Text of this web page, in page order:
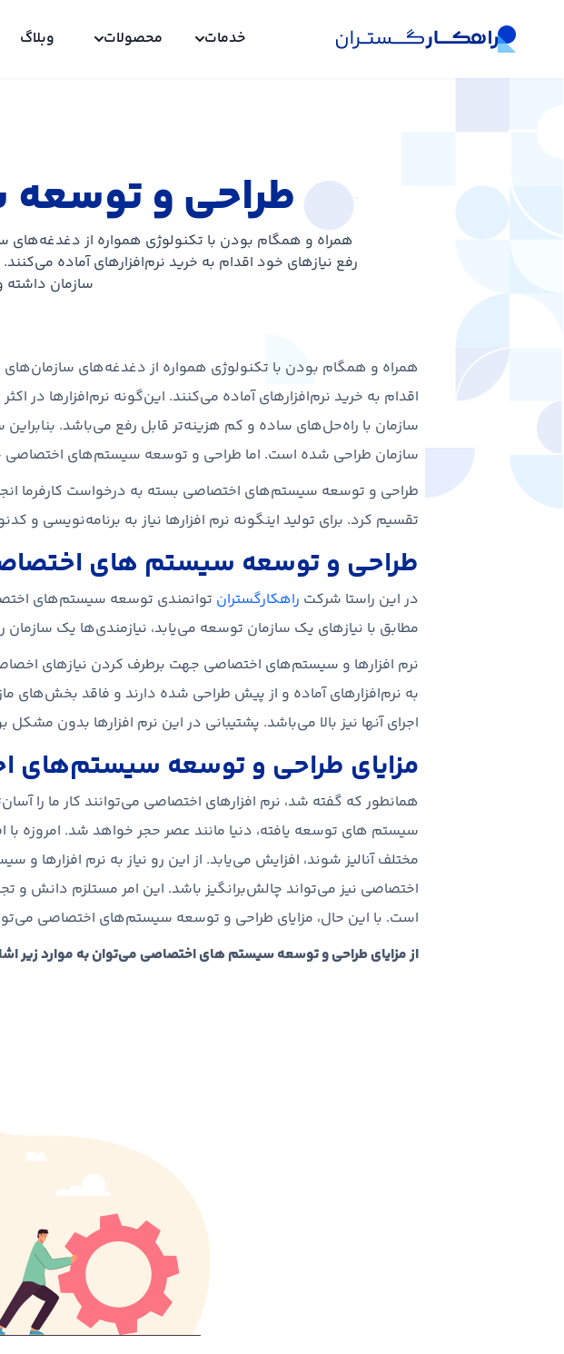
خدمات محصولات وبلاگ
طراحی و
همراه و همگام بودن با تکنولوژی همواره از دغدغه‌های
رفع نیازهای خود اقدام به خرید نرم‌افزارهای آماده
سازمان داشته
همراه و همگام بودن با تکنولوژی همواره از دغدغه‌های سازمان‌های
اقدام به خرید نرم‌افزارهای آماده می‌کنند. این‌گونه نرم‌افزارها در
سازمان با راه‌حل‌های ساده و کم هزینه‌تر قابل رفع می‌باشد.
سازمان طراحی شده است. اما طراحی و توسعه سیستم‌های
طراحی و توسعه سیستم‌های اختصاصی بسته به درخواست کارفرما انجام
تقسیم کرد. برای تولید اینگونه نرم افزارها نیاز به برنامه‌نویسی
طراحی و توسعه سیستم های
در این راستا شرکت راهکارگستران توانمندی توسعه سیستم‌های
مطابق با نیازهای یک سازمان توسعه می‌یابد، نیازمندی‌ها یک سازمان
نرم افزارها و سیستم‌های اختصاصی جهت برطرف کردن نیازهای
به نرم‌افزارهای آماده و از پیش طراحی شده دارند و فاقد بخش‌های
اجرای آنها نیز بالا می‌باشد. پشتیبانی در این نرم افزارها بدون
مزایای طراحی و توسعه سیستم‌های
همانطور که گفته شد، نرم افزارهای اختصاصی می‌توانند کار ما را
سیستم های توسعه یافته، دنیا مانند عصر حجر خواهد شد. امروزه
مختلف آنالیز شوند، افزایش می‌یابد. از این رو نیاز به نرم
اختصاصی نیز می‌تواند چالش‌برانگیز باشد. این امر مستلزم دانش و
است. با این حال، مزایای طراحی و توسعه سیستم‌های اختصاصی
از مزایای طراحی و توسعه سیستم های اختصاصی می‌توان به موارد زیر